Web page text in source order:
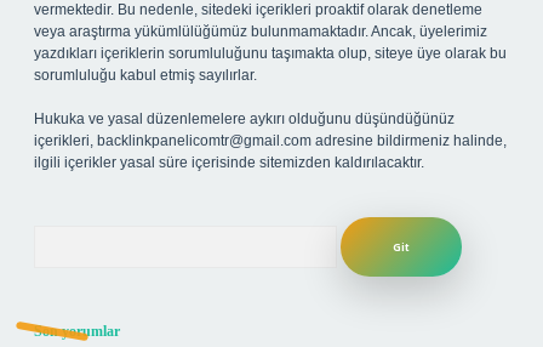
vermektedir. Bu nedenle, sitedeki içerikleri proaktif olarak denetleme
veya araştırma yükümlülüğümüz bulunmamaktadır. Ancak, üyelerimiz
yazdıkları içeriklerin sorumluluğunu taşımakta olup, siteye üye olarak bu
sorumluluğu kabul etmiş sayılırlar.
Hukuka ve yasal düzenlemelere aykırı olduğunu düşündüğünüz
içerikleri, backlinkpanelicomtr@gmail.com adresine bildirmeniz halinde,
ilgili içerikler yasal süre içerisinde sitemizden kaldırılacaktır.
Son yorumlar